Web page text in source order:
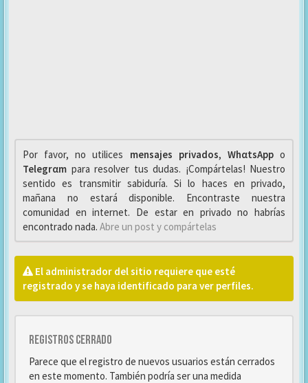
Por favor, no utilices mensajes privados, WhαtsAppo
Telegrαm para resolver tus dudas. ¡Compártelas! Nuestro
sentido es transmitir sabiduría. Si lo haces en privado,
mañana no estará disponible. Encontraste nuestra
comunidad en internet. De estar en privado no habrías
encontrado nada. Abre un post y compártelas
El administrador del sitio requiere que esté
registrado y se haya identificado para ver perfiles.
Registros cerrado
Parece que el registro de nuevos usuarios están cerrados
en este momento. También podría ser una medida